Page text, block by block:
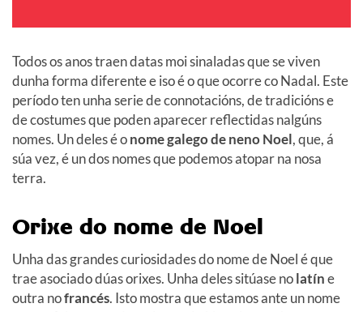
Todos os anos traen datas moi sinaladas que se viven
dunha forma diferente e iso é o que ocorre co Nadal. Este
período ten unha serie de connotacións, de tradicións e
de costumes que poden aparecer reflectidas nalgúns
nomes. Un deles é onome galego de neno Noel, que, á
súa vez, é un dos nomes que podemos atopar na nosa
terra.
Orixe do nome de Noel
Unha das grandes curiosidades do nome de Noel é que
trae asociado dúas orixes. Unha deles sitúase nolatíne
outra nofrancés. Isto mostra que estamos ante un nome